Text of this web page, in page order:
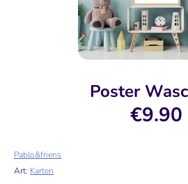
Poster
€9.90
Pablo&friens
Art: Karten